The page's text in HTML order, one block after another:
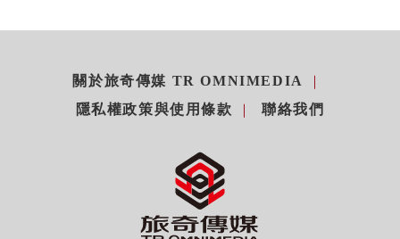
關於旅奇傳媒 TR OMNIMEDIA
隱私權政策與使用條款
聯絡我們